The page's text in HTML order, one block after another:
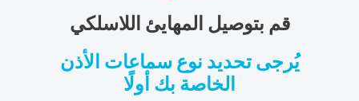
قم بتوصيل المهايئ اللاسلكي
يُرجى تحديد نوع سماعات الأذن
الخاصة بك أولًا